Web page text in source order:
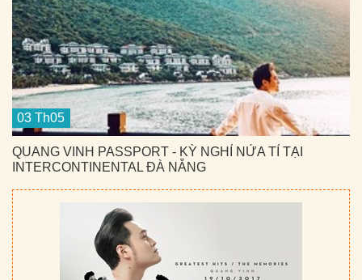
03 Th05
QUANG VINH PASSPORT - KỲ NGHỈ NỬA TỈ TẠI
INTERCONTINENTAL ĐÀ NẴNG